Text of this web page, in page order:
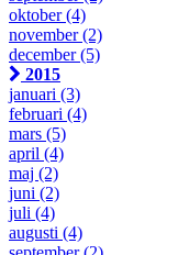
oktober(4)
november(2)
december(5)
2015
januari (3)
februari (4)
mars (5)
april (4)
maj (2)
juni (2)
juli (4)
augusti (4)